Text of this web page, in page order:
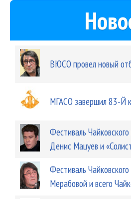
ВЮСО провел новый
МГАСО завершил 83-Й
Фестиваль
Денис Мацуев и
Фестиваль
Мерабовой и всего